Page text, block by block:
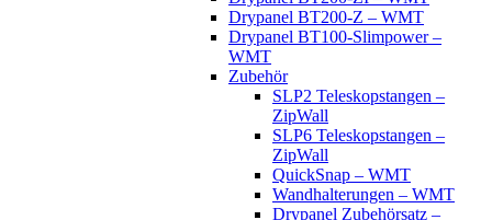
Drypanel BT200-Z – WMT
Drypanel BT100-Slimpower –
WMT
Zubehör
SLP2 Teleskopstangen –
ZipWall
SLP6 Teleskopstangen –
ZipWall
QuickSnap – WMT
Wandhalterungen – WMT
Drypanel Zubehörsatz –